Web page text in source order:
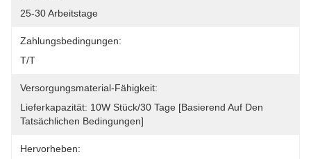
25-30 Arbeitstage
Zahlungsbedingungen:
T/T
Versorgungsmaterial-Fähigkeit:
Lieferkapazität: 10W Stück/30 Tage [basierend Auf Den
Tatsächlichen Bedingungen]
Hervorheben: